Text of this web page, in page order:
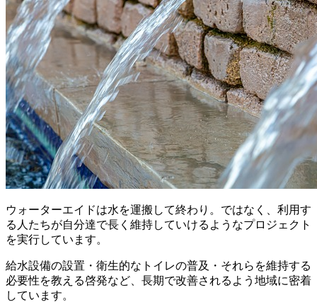
ウォーターエイドは水を運搬して終わり。ではなく、利用す
る人たちが自分達で長く維持していけるようなプロジェクト
を実行しています。
給水設備の設置・衛生的なトイレの普及・それらを維持する
必要性を教える啓発など、長期で改善されるよう地域に密着
しています。